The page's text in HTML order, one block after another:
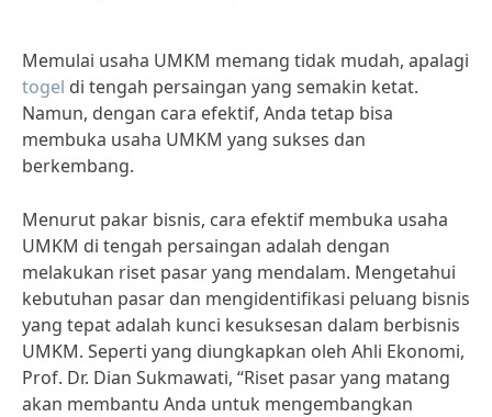
Memulai usaha UMKM memang tidak mudah, apalagi
togel di tengah persaingan yang semakin ketat.
Namun, dengan cara efektif, Anda tetap bisa
membuka usaha UMKM yang sukses dan
berkembang.
Menurut pakar bisnis, cara efektif membuka usaha
UMKM di tengah persaingan adalah dengan
melakukan riset pasar yang mendalam. Mengetahui
kebutuhan pasar dan mengidentifikasi peluang bisnis
yang tepat adalah kunci kesuksesan dalam berbisnis
UMKM. Seperti yang diungkapkan oleh Ahli Ekonomi,
Prof. Dr. Dian Sukmawati, “Riset pasar yang matang
akan membantu Anda untuk mengembangkan